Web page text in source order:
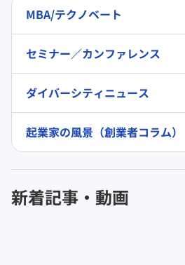
MBA/テクノベート
セミナー／カンファレンス
ダイバーシティニュース
起業家の風景（創業者コラム）
新着記事・動画